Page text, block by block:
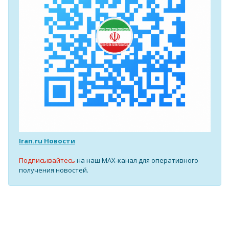
Iran.ru Новости
Подписывайтесь на наш MAX-канал для оперативного
получения новостей.